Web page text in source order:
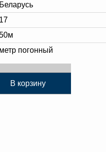
Беларусь
17
метр погонный
В корзину